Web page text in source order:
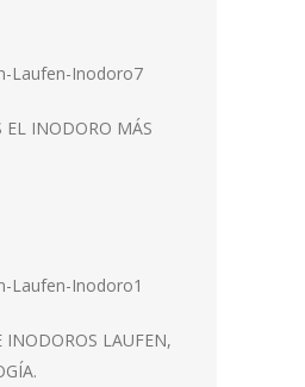
EL INODORO MÁS
INODOROS LAUFEN,